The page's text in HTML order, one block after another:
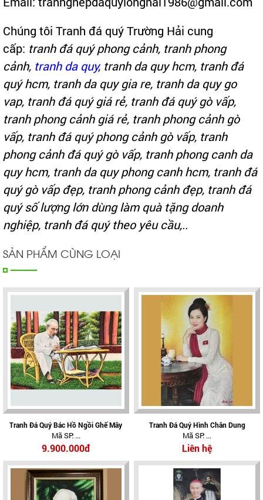
Chúng tôi Tranh đá quý Trường Hải cung
cấp: tranh đá quý phong cảnh, tranh phong
cảnh, tranh da quy, tranh da quy hcm, tranh đá
quý hcm, tranh da quy gia re, tranh da quy go
vap, tranh đá quý giá rẻ, tranh đá quý gò vấp,
tranh phong cảnh giá rẻ, tranh phong cảnh gò
vấp, tranh đá quý phong cảnh gò vấp, tranh
phong cảnh đá quý gò vấp, tranh phong canh da
quy hcm, tranh da quy phong canh hcm, tranh đá
quý gò vấp đẹp, tranh phong cảnh đẹp, tranh đá
quý số lượng lớn dùng làm quà tặng doanh
nghiệp, tranh đá quý theo yêu cầu,..
SẢN PHẨM CÙNG LOẠI
Tranh Đá Quý Bác Hồ Ngồi Ghế Mây
Mã SP: ...
9.900.000đ
Tranh Đá Quý Hình Chân Dung
Mã SP: ...
Liên hệ